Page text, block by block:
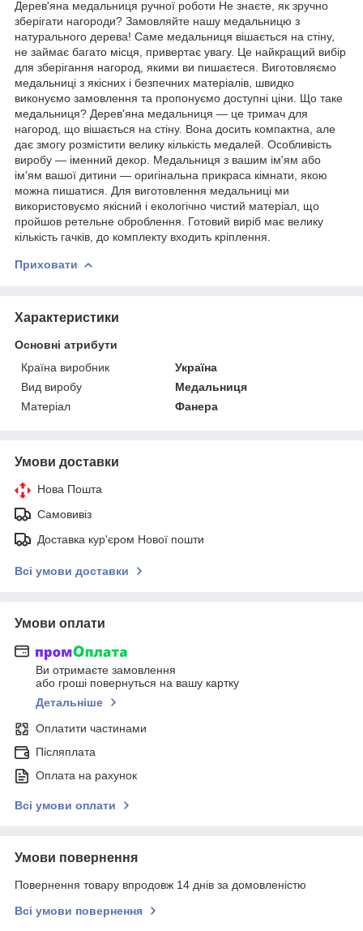
Дерев'яна медальниця ручної роботи Не знаєте, як зручно
зберігати нагороди? Замовляйте нашу медальницю з
натурального дерева! Саме медальниця вішається на стіну,
не займає багато місця, привертає увагу. Це найкращий вибір
для зберігання нагород, якими ви пишаєтеся. Виготовляємо
медальниці з якісних і безпечних матеріалів, швидко
виконуємо замовлення та пропонуємо доступні ціни. Що таке
медальниця? Дерев'яна медальниця — це тримач для
нагород, що вішається на стіну. Вона досить компактна, але
дає змогу розмістити велику кількість медалей. Особливість
виробу — іменний декор. Медальниця з вашим ім'ям або
ім'ям вашої дитини — оригінальна прикраса кімнати, якою
можна пишатися. Для виготовлення медальниці ми
використовуємо якісний і екологічно чистий матеріал, що
пройшов ретельне оброблення. Готовий виріб має велику
кількість гачків, до комплекту входить кріплення.
Приховати
Характеристики
Основні атрибути
Країна виробник
Україна
Вид виробу
Медальниця
Матеріал
Фанера
Умови доставки
Нова Пошта
Самовивіз
Доставка кур'єром Нової пошти
Всі умови доставки
Умови оплати
Ви отримаєте замовлення
або гроші повернуться на вашу картку
Детальніше
Оплатити частинами
Післяплата
Оплата на рахунок
Всі умови оплати
Умови повернення
Повернення товару впродовж 14 днів за домовленістю
Всі умови повернення